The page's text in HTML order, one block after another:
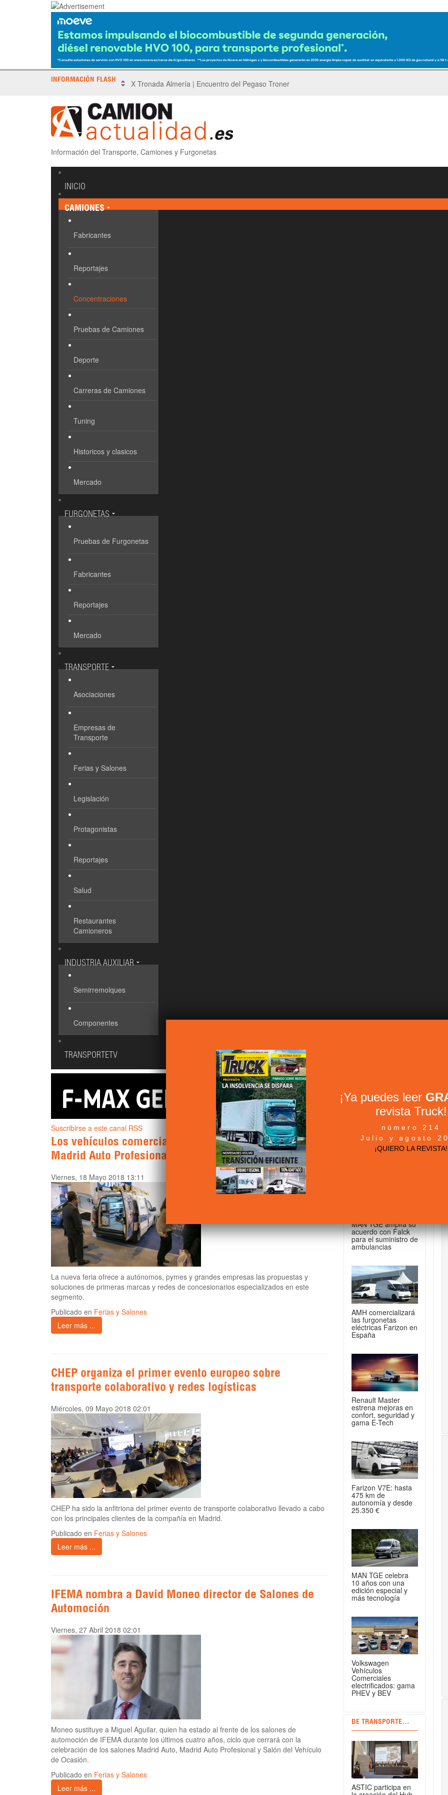
INFORMACIÓN FLASH Sinotruk protagoniza el Driver’s Parade del GP de China de F1
Información del Transporte, Camiones y Furgonetas
INICIO
CAMIONES
Fabricantes
Reportajes
Concentraciones
Pruebas de Camiones
Deporte
Carreras de Camiones
Tuning
Historicos y clasicos
Mercado
FURGONETAS
Pruebas de Furgonetas
Fabricantes
Reportajes
Mercado
TRANSPORTE
Asociaciones
Empresas de
Transporte
Ferias y Salones
Legislación
Protagonistas
Reportajes
Salud
Restaurantes
Camioneros
INDUSTRIA AUXILIAR
Semirremolques
Componentes
TRANSPORTETV
Suscribirse a este canal RSS
Los vehículos comerciales protagonistas de la oferta de
Madrid Auto Profesional
Viernes, 18 Mayo 2018 13:11
La nueva feria ofrece a autónomos, pymes y grandes empresas las propuestas y
soluciones de primeras marcas y redes de concesionarios especializados en este
segmento.
Publicado en Ferias y Salones
Leer más ...
CHEP organiza el primer evento europeo sobre
transporte colaborativo y redes logísticas
Miércoles, 09 Mayo 2018 02:01
CHEP ha sido la anfitriona del primer evento de transporte colaborativo llevado a cabo
con los principales clientes de la compañía en Madrid.
Publicado en Ferias y Salones
Leer más ...
IFEMA nombra a David Moneo director de Salones de
Automoción
Viernes, 27 Abril 2018 02:01
Moneo sustituye a Miguel Aguilar, quien ha estado al frente de los salones de
automoción de IFEMA durante los últimos cuatro años, ciclo que cerrará con la
celebración de los salones Madrid Auto, Madrid Auto Profesional y Salón del Vehículo
de Ocasión.
Publicado en Ferias y Salones
Leer más ...
+ NOTICIAS...
MAN TGE amplía su
acuerdo con Falck
para el suministro de
ambulancias
AMH comercializará
las furgonetas
eléctricas Farizon en
España
Renault Master
estrena mejoras en
confort, seguridad y
gama E-Tech
Farizon V7E: hasta
475 km de
autonomía y desde
25.350 €
MAN TGE celebra
10 años con una
edición especial y
más tecnología
Volkswagen
Vehículos
Comerciales
electrificados: gama
PHEV y BEV
DE TRANSPORTE...
ASTIC participa en
¡Ya puedes leer
revista Truck!
número 214
Julio y agosto
¡QUIERO LA REVISTA!